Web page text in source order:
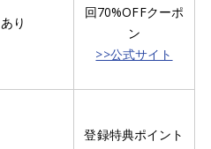
あり
回70%OFFクーポ
ン
>>公式サイト
登録特典ポイント